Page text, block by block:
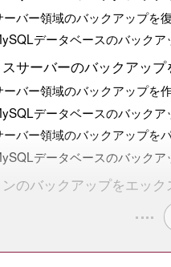
ーバー領域のバックアップを
データベースのバックア
サーバーのバックアッ
ーバー領域のバックアップを
データベースのバックア
ーバー領域のバックアップを
データベースのバック
のバックアップをエッ